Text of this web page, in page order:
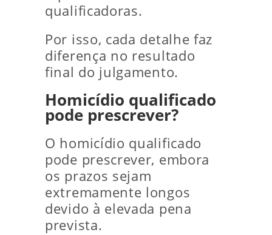
qualificadoras.
Por isso, cada detalhe faz
diferença no resultado
final do julgamento.
Homicídio qualificado
pode prescrever?
O homicídio qualificado
pode prescrever, embora
os prazos sejam
extremamente longos
devido à elevada pena
prevista.